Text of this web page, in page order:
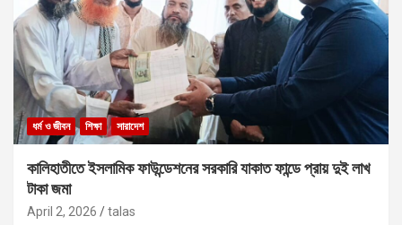
ধর্ম ও জীবন শিক্ষা সারাদেশ
কালিহাতীতে ইসলামিক ফাউন্ডেশনের সরকারি যাকাত ফান্ডে প্রায় দুই লাখ
টাকা জমা
April 2, 2026 talas